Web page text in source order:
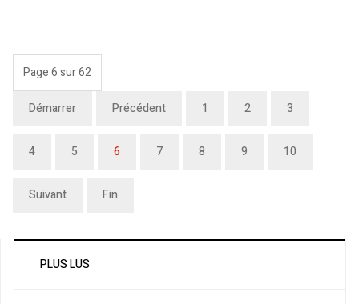
Page 6 sur 62
Démarrer Précédent 1 2 3
4 5 6 7 8 9 10
Suivant Fin
PLUS LUS